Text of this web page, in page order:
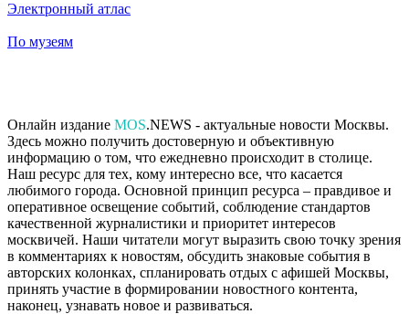
Электронный атлас
По музеям
Онлайн издание MOS.NEWS - актуальные новости Москвы.
Здесь можно получить достоверную и объективную
информацию о том, что ежедневно происходит в столице.
Наш ресурс для тех, кому интересно все, что касается
любимого города. Основной принцип ресурса – правдивое и
оперативное освещение событий, соблюдение стандартов
качественной журналистики и приоритет интересов
москвичей. Наши читатели могут выразить свою точку зрения
в комментариях к новостям, обсудить знаковые события в
авторских колонках, спланировать отдых с афишей Москвы,
принять участие в формировании новостного контента,
наконец, узнавать новое и развиваться.